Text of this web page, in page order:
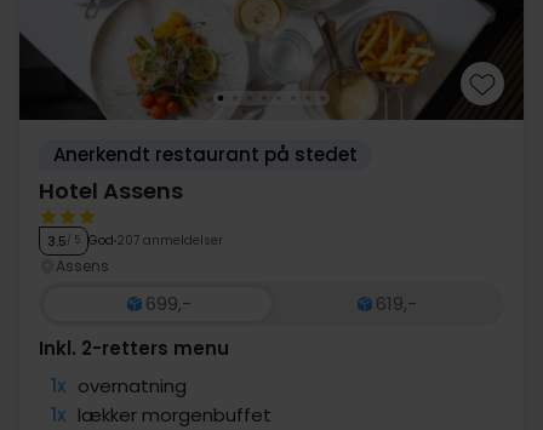
Anerkendt restaurant på stedet
Hotel Assens
3.5/ 5 God 207 anmeldelser
Assens
699,-
619,-
Inkl. 2-retters menu
1x overnatning
1x lækker morgenbuffet